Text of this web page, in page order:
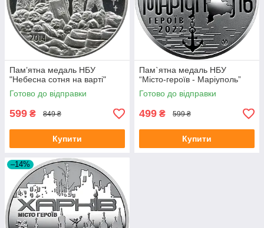
Пам’ятна медаль НБУ
"Небесна сотня на варті"
Готово до відправки
599 ₴ 849 ₴
Купити
Пам`ятна медаль НБУ
“Місто-героїв - Маріуполь”
Готово до відправки
499 ₴ 599 ₴
Купити
–14%